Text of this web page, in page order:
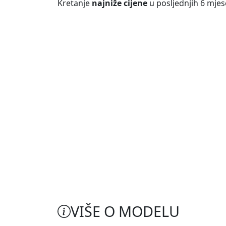
Kretanje najniže cijene u posljednjih 6
VIŠE O MODELU